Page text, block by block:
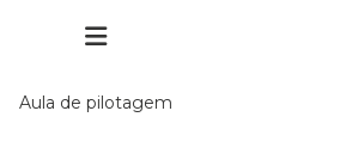
aula de pilotagem